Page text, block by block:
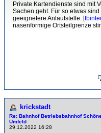
Private Kartendienste sind mit
Sachen geht. Für so etwas
geeignetere Anlaufstelle: [
nasenförmige Ortsteilgrenze
krickstadt
Re: Bahnhof Betriebsbahnhof
Umfeld
29.12.2022 16:28